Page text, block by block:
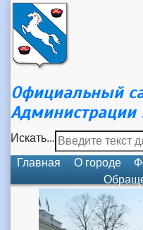
Официальный
Администрации
Искать...
Главная
О городе